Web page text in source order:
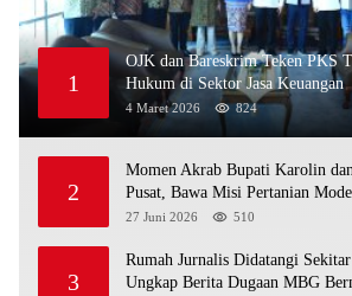
1
OJK dan Bareskrim Teken PKS
Hukum di Sektor Jasa Keuangan
4 Maret 2026 824
2
Momen Akrab Bupati Karolin
27 Juni 2026 510
3
Rumah Jurnalis Didatangi
Ungkap Berita Dugaan MBG